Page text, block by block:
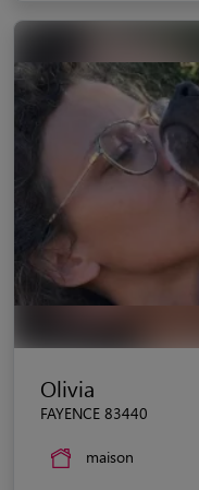
Olivia
FAYENCE 83440
maison